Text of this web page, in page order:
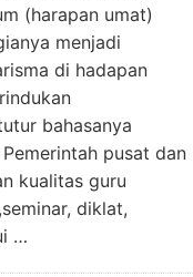
(harapan umat)
menjadi
di hadapan
bahasanya
pusat dan
kualitas guru
diklat,
…